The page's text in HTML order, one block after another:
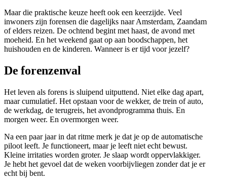
Maar die praktische keuze heeft ook een keerzijde. Veel
inwoners zijn forensen die dagelijks naar Amsterdam, Zaandam
of elders reizen. De ochtend begint met haast, de avond met
moeheid. En het weekend gaat op aan boodschappen, het
huishouden en de kinderen. Wanneer is er tijd voor jezelf?
De forenzenval
Het leven als forens is sluipend uitputtend. Niet elke dag apart,
maar cumulatief. Het opstaan voor de wekker, de trein of auto,
de werkdag, de terugreis, het avondprogramma thuis. En
morgen weer. En overmorgen weer.
Na een paar jaar in dat ritme merk je dat je op de automatische
piloot leeft. Je functioneert, maar je leeft niet echt bewust.
Kleine irritaties worden groter. Je slaap wordt oppervlakkiger.
Je hebt het gevoel dat de weken voorbijvliegen zonder dat je er
echt bij bent.